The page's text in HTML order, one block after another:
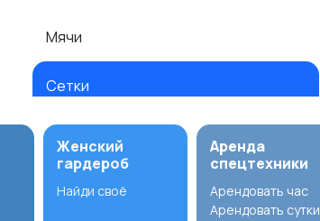
Мячи
Сетки
Женский
гардероб
Найди своё
Аренда
спецтехники
Арендовать час
Арендовать сутки